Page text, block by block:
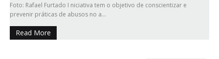
Foto: Rafael Furtado I niciativa tem o objetivo de conscientizar e
prevenir práticas de abusos no a…
Read More